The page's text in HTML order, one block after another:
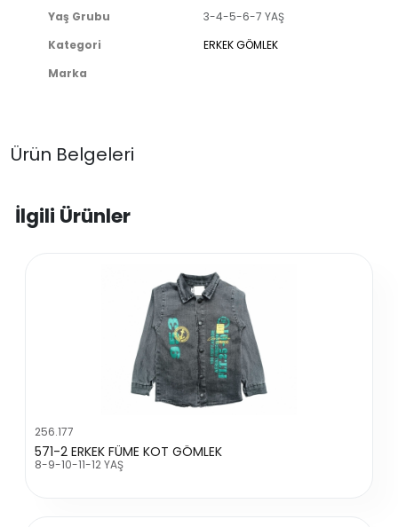
Yaş Grubu
3-4-5-6-7 YAŞ
Kategori
ERKEK GÖMLEK
Marka
Ürün Belgeleri
İlgili Ürünler
256.177
571-2 ERKEK FÜME KOT GÖMLEK
8-9-10-11-12 YAŞ